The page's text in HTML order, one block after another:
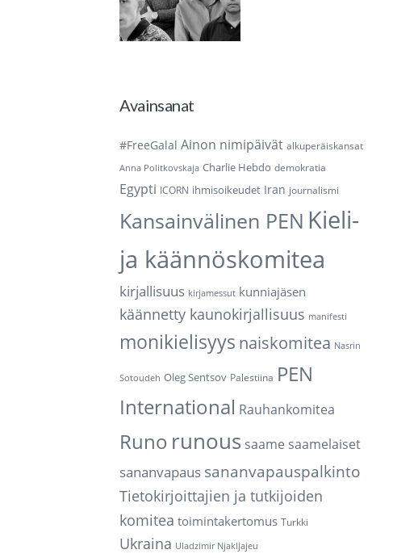
Avainsanat
#FreeGalal Ainon nimipäivät alkuperäiskansat
Anna Politkovskaja Charlie Hebdo demokratia
Egypti ICORN ihmisoikeudet Iran journalismi
Kansainvälinen PEN Kieli-
ja käännöskomitea
kirjallisuus kirjamessut kunniajäsen
käännetty kaunokirjallisuus manifesti
monikielisyys naiskomitea Nasrin
Sotoudeh Oleg Sentsov Palestiina PEN
International Rauhankomitea
Runo runous saame saamelaiset
sananvapaus sananvapauspalkinto
Tietokirjoittajien ja tutkijoiden
komitea toimintakertomus Turkki
Ukraina Uladzimir Njakljajeu